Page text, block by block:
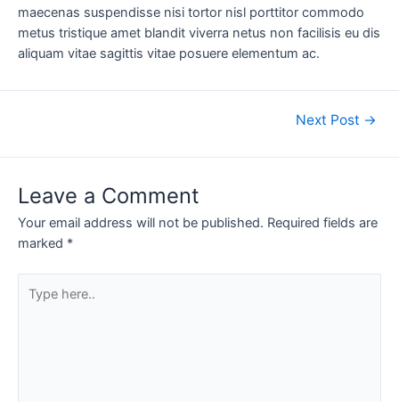
maecenas suspendisse nisi tortor nisl porttitor commodo
metus tristique amet blandit viverra netus non facilisis eu dis
aliquam vitae sagittis vitae posuere elementum ac.
Next Post →
Leave a Comment
Your email address will not be published. Required fields are
marked *
here..